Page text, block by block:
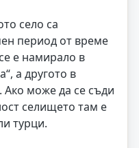
село са
период от време
е намирало в
а другото в
Ако може да се съди
селището там е
турци.